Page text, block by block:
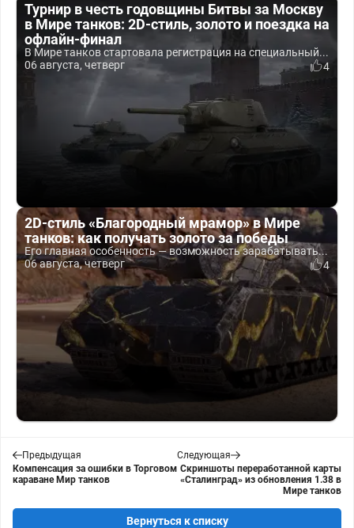
Турнир в честь годовщины Битвы за Москву
в Мире танков: 2D-стиль, золото и поездка на
офлайн-финал
В Мире танков стартовала регистрация на специальный...
06 августа, четверг
4
2D-стиль «Благородный мрамор» в Мире
танков: как получать золото за победы
Его главная особенность — возможность зарабатывать...
06 августа, четверг
4
Предыдущая
Компенсация за ошибки в Торговом
караване Мир танков
Следующая
Скриншоты переработанной карты
«Сталинград» из обновления 1.38 в
Мире танков
Вернуться к списку